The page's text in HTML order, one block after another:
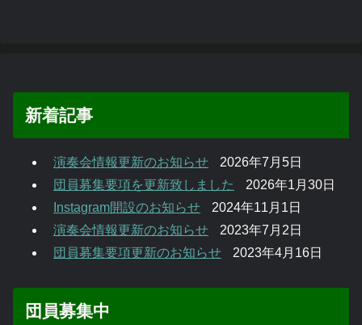
新着記事
演奏会情報更新のお知らせ
2026年7月5日
団員募集要項を更新致しました
2026年1月30日
Instagram開設のお知らせ
2024年11月1日
演奏会情報更新のお知らせ
2023年7月2日
団員募集要項更新のお知らせ
2023年4月16日
団員募集中